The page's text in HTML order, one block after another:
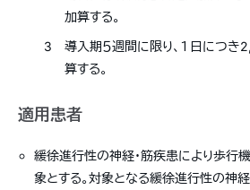
加算する。
3
導入期５週間に限り、１日につ
算する。
適用患者
緩徐進行性の神経・筋疾患により歩行
象とする。対象となる緩徐進行性の神